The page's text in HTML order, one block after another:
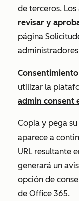
de terceros.
revisar y
página
administradores
utilizar la
admin consent
Copia y pega
aparece a
URL resultante
generará un
opción de
de Office 365.